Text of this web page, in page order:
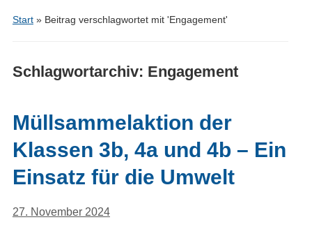
Start» Beitrag verschlagwortet mit 'Engagement'
Schlagwortarchiv: Engagement
Müllsammelaktion der
Klassen 3b, 4a und 4b – Ein
Einsatz für die Umwelt
27. November 2024